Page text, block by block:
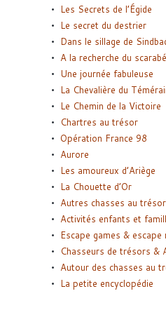
Les Secrets de l’Égide
Le secret du destrier
Dans le sillage de
A la recherche du
Une journée fabuleuse
La Chevalière du
Le Chemin de la Victoire
Chartres au trésor
Opération France 98
Aurore
Les amoureux d’Ariège
La Chouette d’Or
Autres chasses au trésor
Activités enfants et
Escape games & escape
Chasseurs de trésors &
Autour des chasses au
La petite encyclopédie